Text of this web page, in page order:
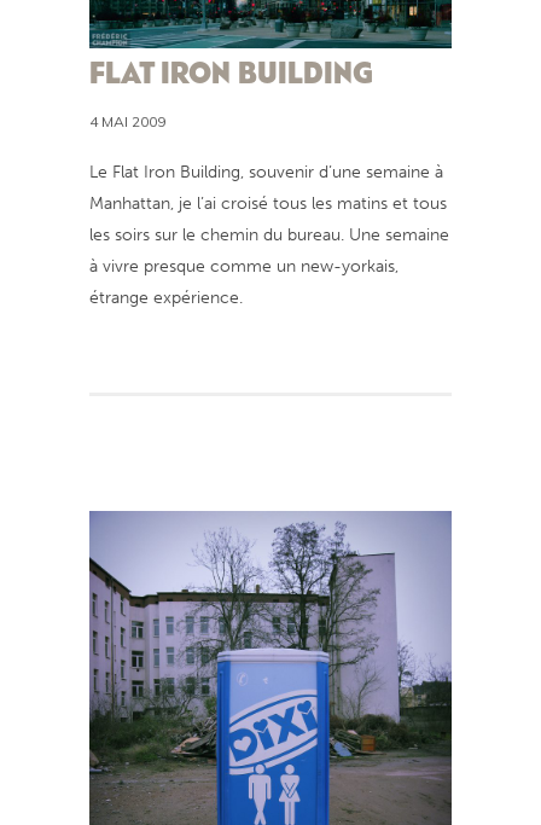
FLAT IRON BUILDING
4 MAI 2009
Le Flat Iron Building, souvenir d’une semaine à
Manhattan, je l’ai croisé tous les matins et tous
les soirs sur le chemin du bureau. Une semaine
à vivre presque comme un new-yorkais,
étrange expérience.